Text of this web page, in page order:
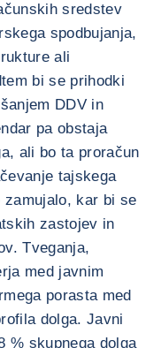
sredstev
spodbujanja,
ali
bi se prihodki
DDV in
pa obstaja
ali bo ta proračun
tajskega
zamujalo, kar bi se
zastojev in
Tveganja,
med javnim
porasta med
dolga. Javni
% skupnega dolga